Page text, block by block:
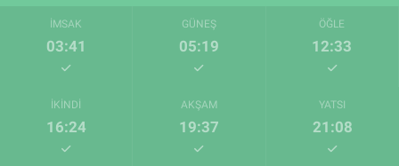
İMSAK
03:41
GÜNEŞ
05:19
ÖĞLE
12:33
İKINDI
16:24
AKŞAM
19:37
YATSI
21:08